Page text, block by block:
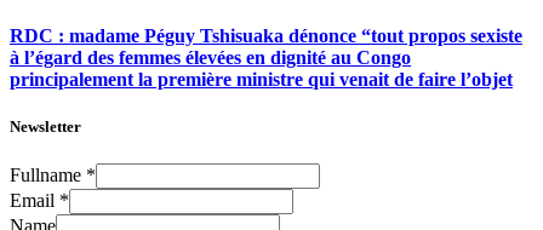
RDC : madame Péguy Tshisuaka dénonce “tout propos sexiste
à l’égard des femmes élevées en dignité au Congo
principalement la première ministre qui venait de faire l’objet
Newsletter
Fullname *
Email *